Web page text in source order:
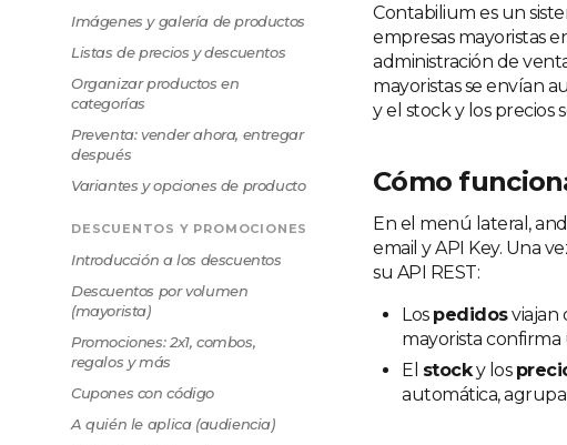
Imágenes y galería de productos
Listas de precios y descuentos
Organizar productos en
categorías
Preventa: vender ahora, entregar
después
Variantes y opciones de producto
DESCUENTOS Y PROMOCIONES
Introducción a los descuentos
Descuentos por volumen
(mayorista)
Promociones: 2x1, combos,
regalos y más
Cupones con código
A quién le aplica (audiencia)
Contabilium es un
empresas mayoristas
administración de
mayoristas se envían
y el stock y los precios
Cómo
En el menú lateral,
email y API Key. Una
su API REST:
Los pedidosviajan
mayorista
El stocky los
automática,